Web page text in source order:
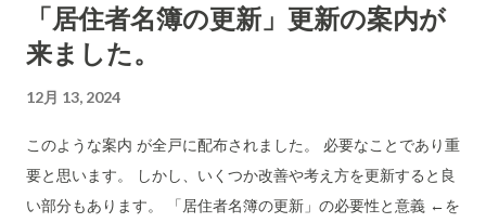
「居住者名簿の更新」更新の案内が
来ました。
12月 13, 2024
このような案内 が全戸に配布されました。 必要なことであり重
要と思います。 しかし、いくつか改善や考え方を更新すると良
い部分もあります。 「居住者名簿の更新」の必要性と意義 ←を